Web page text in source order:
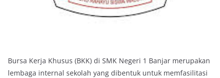
Bursa Kerja Khusus (BKK) di SMK Negeri 1 Banjar merupakan
lembaga internal sekolah yang dibentuk untuk memfasilitasi